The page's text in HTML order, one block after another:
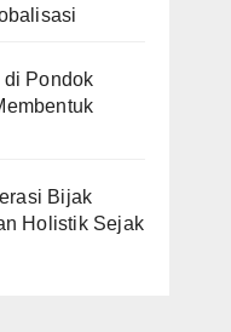
di Pondok
Bijak
Holistik Sejak